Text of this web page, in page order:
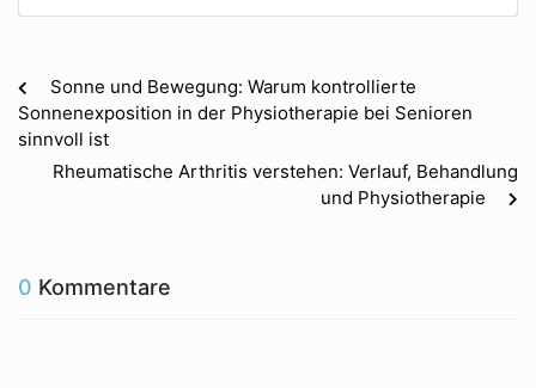
Sonne und Bewegung: Warum kontrollierte
Sonnenexposition in der Physiotherapie bei Senioren
sinnvoll ist
Rheumatische Arthritis verstehen: Verlauf, Behandlung
und Physiotherapie
0 Kommentare